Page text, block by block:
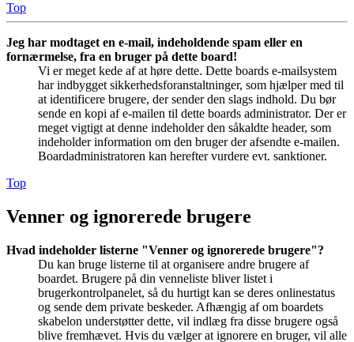
Top
Jeg har modtaget en e-mail, indeholdende spam eller en
fornærmelse, fra en bruger på dette board!
Vi er meget kede af at høre dette. Dette boards e-mailsystem
har indbygget sikkerhedsforanstaltninger, som hjælper med til
at identificere brugere, der sender den slags indhold. Du bør
sende en kopi af e-mailen til dette boards administrator. Der er
meget vigtigt at denne indeholder den såkaldte header, som
indeholder information om den bruger der afsendte e-mailen.
Boardadministratoren kan herefter vurdere evt. sanktioner.
Top
Venner og ignorerede brugere
Hvad indeholder listerne "Venner og ignorerede brugere"?
Du kan bruge listerne til at organisere andre brugere af
boardet. Brugere på din venneliste bliver listet i
brugerkontrolpanelet, så du hurtigt kan se deres onlinestatus
og sende dem private beskeder. Afhængig af om boardets
skabelon understøtter dette, vil indlæg fra disse brugere også
blive fremhævet. Hvis du vælger at ignorere en bruger, vil alle